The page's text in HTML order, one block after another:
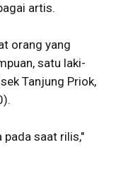
artis.
orang yang
satu laki-
Tanjung Priok,
pada saat rilis,"